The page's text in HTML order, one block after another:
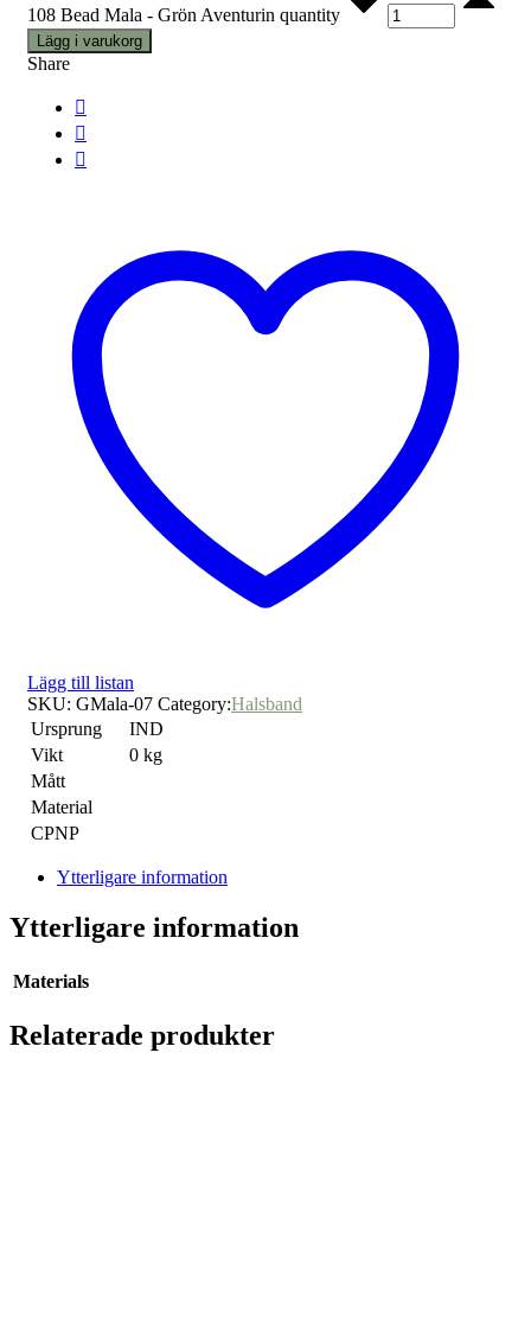
108 Bead Mala - Grön Aventurin quantity
Lägg i varukorg
Share
Lägg till listan
SKU: GMala-07 Category:Halsband
Ursprung
IND
Vikt
0 kg
Mått
Material
CPNP
Ytterligare information
Ytterligare information
Materials
Relaterade produkter